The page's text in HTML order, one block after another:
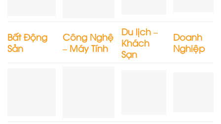
Bất Động
Sản
Công Nghệ
– Máy Tính
Du lịch –
Khách
Sạn
Doanh
Nghiệp